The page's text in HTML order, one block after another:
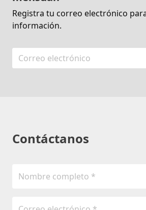
Registra tu correo electrónico
información.
Contáctanos